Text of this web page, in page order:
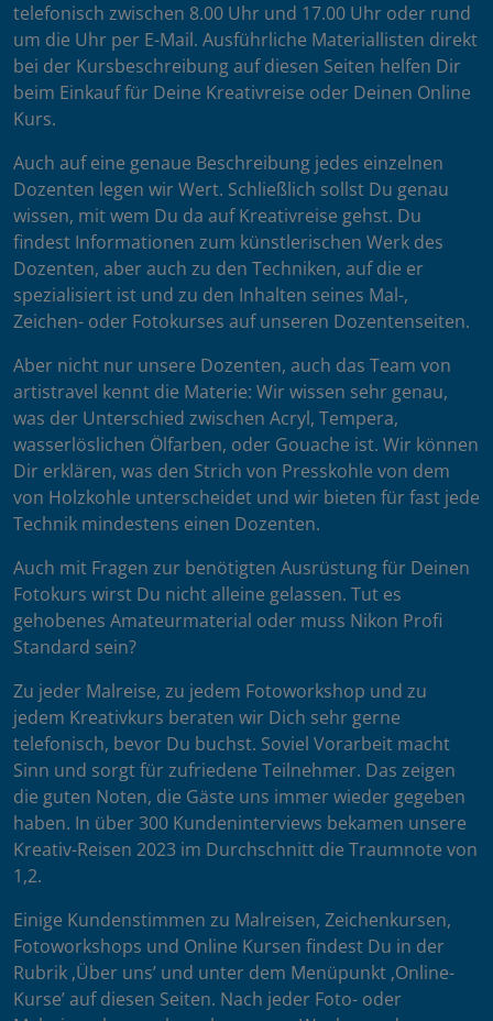
telefonisch zwischen 8.00 Uhr und 17.00 Uhr oder rund
um die Uhr per E-Mail. Ausführliche Materiallisten direkt
bei der Kursbeschreibung auf diesen Seiten helfen Dir
beim Einkauf für Deine Kreativreise oder Deinen Online
Kurs.
Auch auf eine genaue Beschreibung jedes einzelnen
Dozenten legen wir Wert. Schließlich sollst Du genau
wissen, mit wem Du da auf Kreativreise gehst. Du
findest Informationen zum künstlerischen Werk des
Dozenten, aber auch zu den Techniken, auf die er
spezialisiert ist und zu den Inhalten seines Mal-,
Zeichen- oder Fotokurses auf unseren Dozentenseiten.
Aber nicht nur unsere Dozenten, auch das Team von
artistravel kennt die Materie: Wir wissen sehr genau,
was der Unterschied zwischen Acryl, Tempera,
wasserlöslichen Ölfarben, oder Gouache ist. Wir können
Dir erklären, was den Strich von Presskohle von dem
von Holzkohle unterscheidet und wir bieten für fast jede
Technik mindestens einen Dozenten.
Auch mit Fragen zur benötigten Ausrüstung für Deinen
Fotokurs wirst Du nicht alleine gelassen. Tut es
gehobenes Amateurmaterial oder muss Nikon Profi
Standard sein?
Zu jeder Malreise, zu jedem Fotoworkshop und zu
jedem Kreativkurs beraten wir Dich sehr gerne
telefonisch, bevor Du buchst. Soviel Vorarbeit macht
Sinn und sorgt für zufriedene Teilnehmer. Das zeigen
die guten Noten, die Gäste uns immer wieder gegeben
haben. In über 300 Kundeninterviews bekamen unsere
Kreativ-Reisen 2023 im Durchschnitt die Traumnote von
1,2.
Einige Kundenstimmen zu Malreisen, Zeichenkursen,
Fotoworkshops und Online Kursen findest Du in der
Rubrik ‚Über uns’ und unter dem Menüpunkt ‚Online-
Kurse’ auf diesen Seiten. Nach jeder Foto- oder